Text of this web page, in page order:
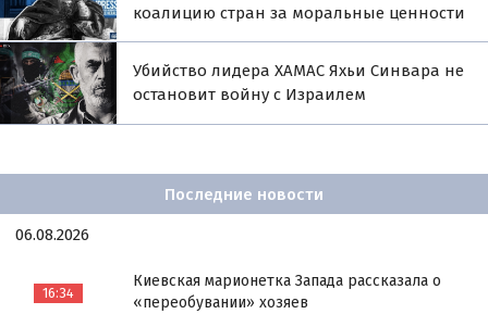
коалицию стран за моральные ценности
Убийство лидера ХАМАС Яхьи Синвара не
остановит войну с Израилем
Последние новости
06.08.2026
16:34
Киевская марионетка Запада рассказала о
«переобувании» хозяев